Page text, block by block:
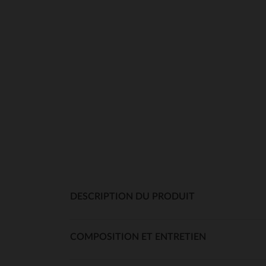
DESCRIPTION DU PRODUIT
COMPOSITION ET ENTRETIEN